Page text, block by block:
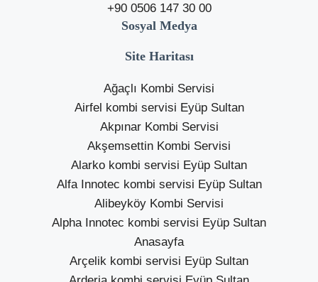
+90 0506 147 30 00
Sosyal Medya
Site Haritası
Ağaçlı Kombi Servisi
Airfel kombi servisi Eyüp Sultan
Akpınar Kombi Servisi
Akşemsettin Kombi Servisi
Alarko kombi servisi Eyüp Sultan
Alfa Innotec kombi servisi Eyüp Sultan
Alibeyköy Kombi Servisi
Alpha Innotec kombi servisi Eyüp Sultan
Anasayfa
Arçelik kombi servisi Eyüp Sultan